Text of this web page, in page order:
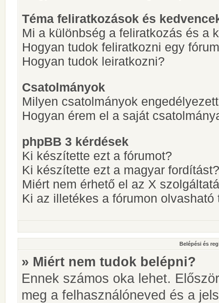
Téma feliratkozások és
Mi a különbség a feliratkozás és a
Hogyan tudok feliratkozni egy
Hogyan tudok leiratkozni?
Csatolmányok
Milyen csatolmányok
Hogyan érem el a saját
phpBB 3 kérdések
Ki készítette ezt a fórumot?
Ki készítette ezt a magyar fordítást?
Miért nem érhető el az X
Ki az illetékes a fórumon
Belépési és
» Miért nem tudok belépni?
Ennek számos oka lehet.
meg a felhasználóneved és a